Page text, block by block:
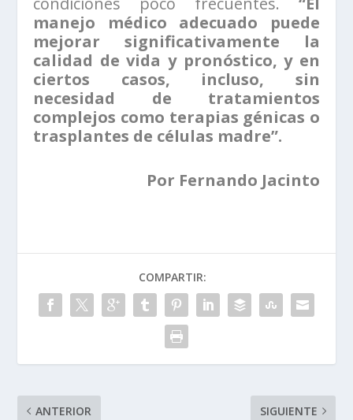
manejo médico adecuado puede
mejorar significativamente la
calidad de vida y pronóstico, y en
ciertos casos, incluso, sin
necesidad de tratamientos
complejos como terapias génicas o
trasplantes de células madre”.
Por Fernando Jacinto
COMPARTIR:
ANTERIOR SIGUIENTE